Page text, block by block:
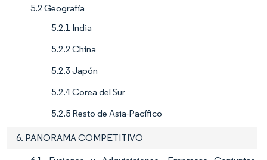
5.2 Geografía
5.2.1 India
5.2.2 China
5.2.3 Japón
5.2.4 Corea del Sur
5.2.5 Resto de Asia-Pacífico
6. PANORAMA COMPETITIVO